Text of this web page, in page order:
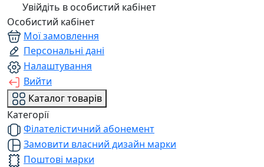
Увійдіть в особистий кабінет
Особистий кабінет
Мої замовлення
Персональні дані
Налаштування
Вийти
Каталог товарів
Категорії
Філателістичний абонемент
Замовити власний дизайн марки
Поштові марки